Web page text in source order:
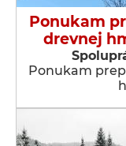
Ponukam
drevnej
Ponukam